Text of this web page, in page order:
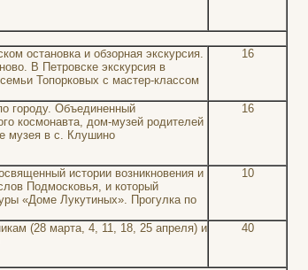
остановка и обзорная экскурсия.
В Петровске экскурсия в
Топорковых с мастер-классом
16
городу. Объединенный
космонавта, дом-музей родителей
музея в с. Клушино
16
истории возникновения и
Подмосковья, и который
«Доме Лукутиных». Прогулка по
10
(28 марта, 4, 11, 18, 25 апреля) и
40